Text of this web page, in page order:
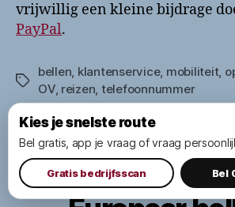
vrijwillig een kleine bijdrage
PayPal.
Tags
bellen, klantenservice, mobiliteit,
OV, reizen, telefoonnummer
BEDRIJVEN MOBILITEIT &
Kies je snelste route
Bel gratis, app je vraag of vraag
Gratis bedrijfsscan Bel